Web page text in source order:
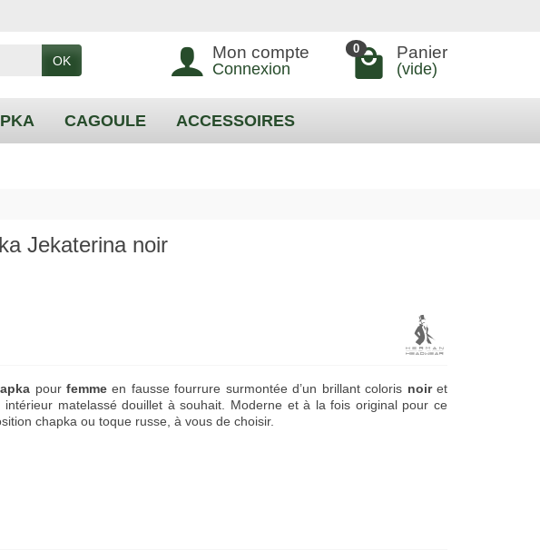
OK Mon compte
Connexion
0 Panier
(vide)
CAGOULE ACCESSOIRES
Jekaterina noir
pour femme en fausse fourrure surmontée d’un brillant coloris noiret
intérieur matelassé douillet à souhait. Moderne et à la fois original pour ce
chapka ou toque russe, à vous de choisir.